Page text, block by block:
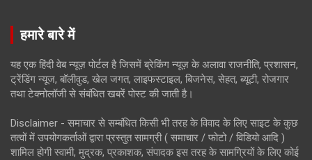
हमारे बारे में
यह एक हिंदी वेब न्यूज़ पोर्टल है जिसमें ब्रेकिंग न्यूज़ के अलावा राजनीति, प्रशासन,
ट्रेंडिंग न्यूज, बॉलीवुड, खेल जगत, लाइफस्टाइल, बिजनेस, सेहत, ब्यूटी, रोजगार
तथा टेक्नोलॉजी से संबंधित खबरें पोस्ट की जाती है।
Disclaimer - समाचार से सम्बंधित किसी भी तरह के विवाद के लिए साइट के कुछ
तत्वों में उपयोगकर्ताओं द्वारा प्रस्तुत सामग्री ( समाचार / फोटो / विडियो आदि )
शामिल होगी स्वामी, मुद्रक, प्रकाशक, संपादक इस तरह के सामग्रियों के लिए कोई